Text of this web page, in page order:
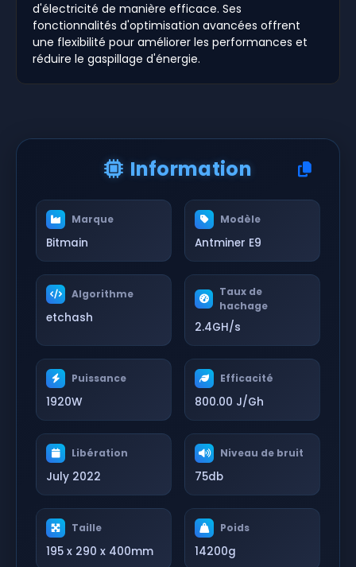
d'électricité de manière efficace. Ses
fonctionnalités d'optimisation avancées offrent
une flexibilité pour améliorer les performances et
réduire le gaspillage d'énergie.
Information
Marque
Bitmain
Modèle
Antminer E9
Algorithme
etchash
Taux de
hachage
2.4GH/s
Puissance
1920W
Efficacité
800.00 J/Gh
Libération
July 2022
Niveau de bruit
75db
Taille
195 x 290 x 400mm
Poids
14200g